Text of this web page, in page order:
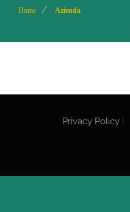
Home Azienda
Privacy Policy|